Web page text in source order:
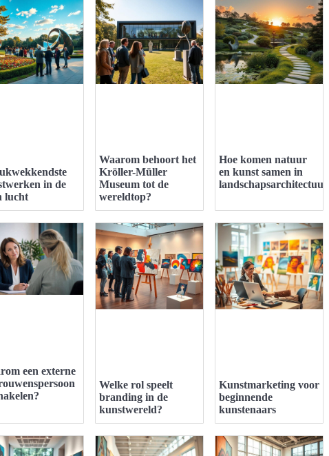
in de
lucht
Waarom behoort het
Kröller-Müller
Museum tot de
wereldtop?
Hoe komen natuur
en kunst samen in
landschapsarchitectuur?
een externe
Welke rol speelt
branding in de
kunstwereld?
Kunstmarketing voor
beginnende
kunstenaars